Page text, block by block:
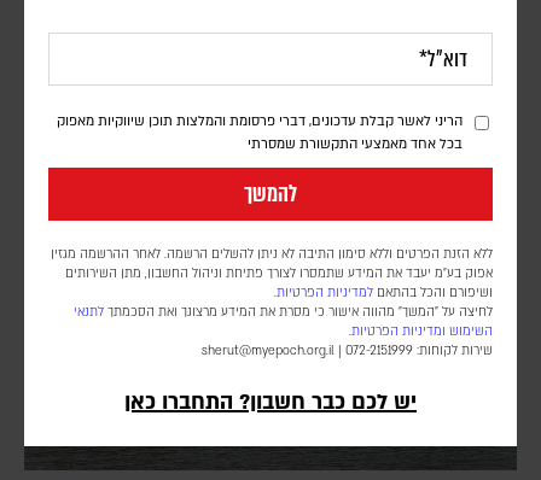
הריני לאשר קבלת עדכונים, דברי פרסומת והמלצות תוכן שיווקיות מאפוק
בכל אחד מאמצעי התקשורת שמסרתי
להמשך
ללא הזנת הפרטים וללא סימון התיבה לא ניתן להשלים הרשמה. לאחר ההרשמה מגזין
אפוק בע״מ יעבד את המידע שתמסרו לצורך פתיחת וניהול החשבון, מתן השירותים
ושיפורם והכל בהתאם למדיניות הפרטיות.
לחיצה על "המשך" מהווה אישור כי מסרת את המידע מרצונך ואת הסכמתך לתנאי
השימוש ומדיניות הפרטיות.
שירות לקוחות: 072-2151999 |
sherut@myepoch.org.il
יש לכם כבר חשבון? התחברו כאן
המגעים בנושא נמשכו זמן רב, אך ההתפתחויות האחרונות באזור האיצו
אותם. בשלב זה, לא פורסמו פרטים על תוכן ההסכם